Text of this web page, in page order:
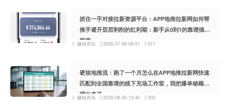
抓住一手对接拉新资源平台：APP地推拉新网如何帮
推手避开层层剥削的红利期：新手从0到1的靠谱搞钱
指南
赚钱资讯 2026-07-09 08:51 317
硬核地推流：跑了一个月怎么在APP地推拉新网快速
匹配到全国靠谱的线下充场工作室，我把爆单秘籍整
理出来了
赚钱资讯 2026-06-30 15:40 300